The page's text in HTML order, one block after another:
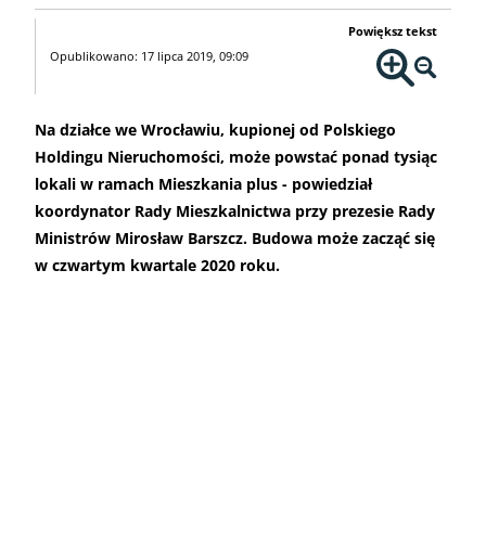
Opublikowano: 17 lipca 2019, 09:09
Powiększ tekst
Na działce we Wrocławiu, kupionej od Polskiego
Holdingu Nieruchomości, może powstać ponad tysiąc
lokali w ramach Mieszkania plus - powiedział
koordynator Rady Mieszkalnictwa przy prezesie Rady
Ministrów Mirosław Barszcz. Budowa może zacząć się
w czwartym kwartale 2020 roku.